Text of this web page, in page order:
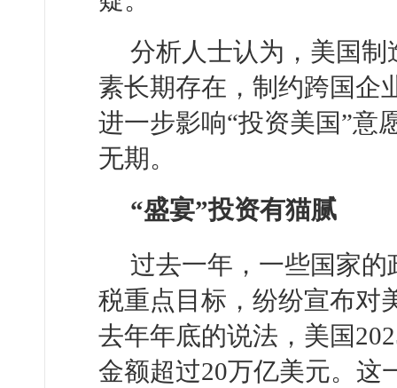
分析人士认为，美国
素长期存在，制约跨国企
进一步影响“投资美国”意
无期。
“盛宴”投资有猫腻
过去一年，一些国家
税重点目标，纷纷宣布对
去年年底的说法，美国
金额超过20万亿美元。这